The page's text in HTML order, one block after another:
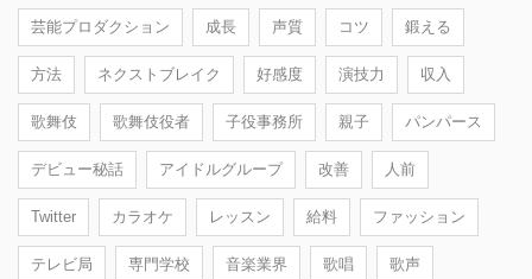
芸能プロダクション 成長 声質 コツ 鍛える
方法 ネクストブレイク 好感度 演技力 収入
歌舞伎 歌舞伎役者 子役事務所 親子 パンパース
デビュー秘話 アイドルグループ 改善 人前
Twitter カラオケ レッスン 給料 ファッション
テレビ局 専門学校 音楽業界 歌唱 歌声